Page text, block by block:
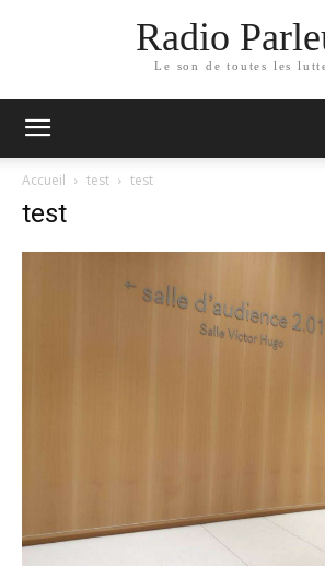
Radio
Le son de toutes les
Accueil test test
test